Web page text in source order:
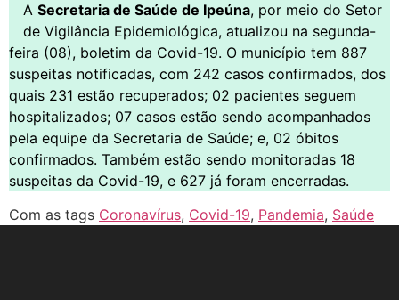
A Secretaria de Saúde de Ipeúna, por meio do Setor
de Vigilância Epidemiológica, atualizou na segunda-
feira (08), boletim da Covid-19. O município tem 887
suspeitas notificadas, com 242 casos confirmados, dos
quais 231 estão recuperados; 02 pacientes seguem
hospitalizados; 07 casos estão sendo acompanhados
pela equipe da Secretaria de Saúde; e, 02 óbitos
confirmados. Também estão sendo monitoradas 18
suspeitas da Covid-19, e 627 já foram encerradas.
Com as tags Coronavírus, Covid-19, Pandemia, Saúde